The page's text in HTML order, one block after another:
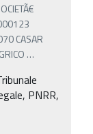
CASAR
…
PNRR,